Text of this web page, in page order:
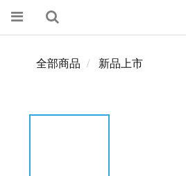
全部商品 新品上市